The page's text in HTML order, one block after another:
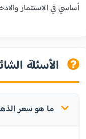
أساسي في الاستثمار
الأسئلة
ما هو سعر الذهب عيار 24 قيراط